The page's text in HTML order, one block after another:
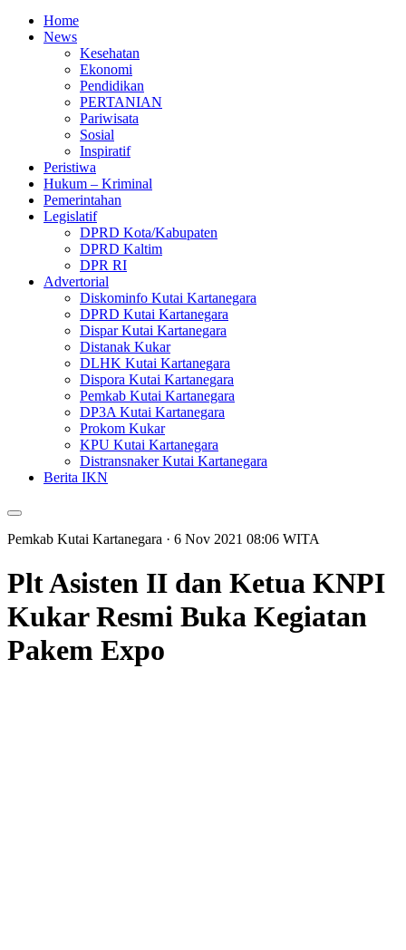
Home
News
Kesehatan
Ekonomi
Pendidikan
PERTANIAN
Pariwisata
Sosial
Inspiratif
Peristiwa
Hukum – Kriminal
Pemerintahan
Legislatif
DPRD Kota/Kabupaten
DPRD Kaltim
DPR RI
Advertorial
Diskominfo Kutai Kartanegara
DPRD Kutai Kartanegara
Dispar Kutai Kartanegara
Distanak Kukar
DLHK Kutai Kartanegara
Dispora Kutai Kartanegara
Pemkab Kutai Kartanegara
DP3A Kutai Kartanegara
Prokom Kukar
KPU Kutai Kartanegara
Distransnaker Kutai Kartanegara
Berita IKN
Pemkab Kutai Kartanegara · 6 Nov 2021 08:06 WITA
Plt Asisten II dan Ketua KNPI
Kukar Resmi Buka Kegiatan
Pakem Expo